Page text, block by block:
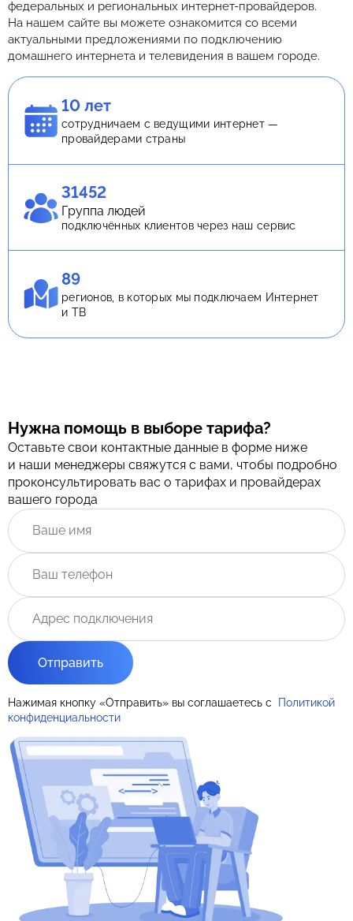
федеральных и региональных интернет-провайдеров.
На нашем сайте вы можете ознакомится со всеми
актуальными предложениями по подключению
домашнего интернета и телевидения в вашем городе.
10 лет
сотрудничаем с ведущими интернет —
провайдерами страны
31452
Группа людей
подключённых клиентов через наш сервис
89
регионов, в которых мы подключаем Интернет
и ТВ
Нужна помощь в выборе тарифа?
Оставьте свои контактные данные в форме ниже
и наши менеджеры свяжутся с вами, чтобы подробно
проконсультировать вас о тарифах и провайдерах
вашего города
Отправить
Нажимая кнопку «Отправить» вы соглашаетесь с
Политикой
конфиденциальности